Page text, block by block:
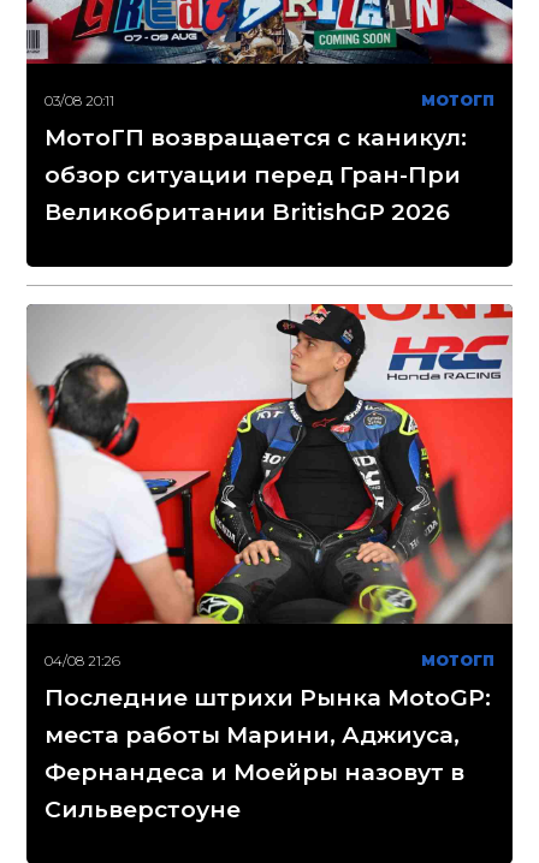
03/08 20:11 МОТОГП
МотоГП возвращается с каникул:
обзор ситуации перед Гран-При
Великобритании BritishGP 2026
04/08 21:26 МОТОГП
Последние штрихи Рынка MotoGP:
места работы Марини, Аджиуса,
Фернандеса и Моейры назовут в
Сильверстоуне